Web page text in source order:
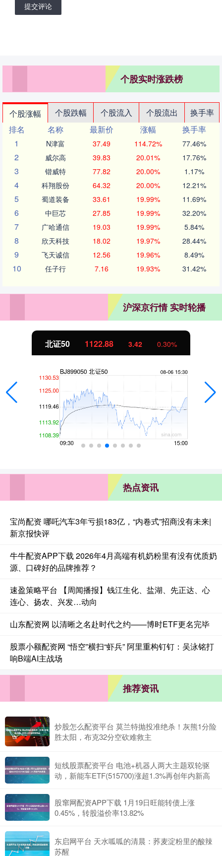
提交评论
个股实时涨跌榜
个股涨幅 个股跌幅 个股流入 个股流出
换手率
排名
名称 最新价 涨幅
换手率
1
N津富 37.49 114.72% 77.46%
2 威尔高 39.83 20.01% 17.76%
3 锴威特 77.82 20.00% 1.17%
4 科翔股份 64.32 20.00% 12.21%
5 蜀道装备 33.61 19.99% 11.69%
6 中巨芯 27.85 19.99% 32.20%
7 广哈通信 19.03 19.99% 5.84%
8 欣天科技 18.02 19.97% 28.44%
9 飞天诚信 12.56 19.96% 8.49%
10 任子行 7.16 19.93% 31.42%
沪深京行情 实时轮播
北证50 1122.88 3.42 0.30%
热点资讯
宝尚配资 哪吒汽车3年亏损183亿，“内卷式”招商没有未来|
新京报快评
牛牛配资APP下载 2026年4月高端有机奶粉里有没有优质奶
源、口碑好的品牌推荐？
速盈策略平台 【周闻播报】钱江生化、盐湖、先正达、心
连心、扬农、兴发…动向
山东配资网 以清晰之名赴时代之约——博时ETF更名完毕
股票小额配资网 “悟空”横扫“虾兵” 阿里重构钉钉：吴泳铭打
响B端AI主战场
推荐资讯
炒股怎么配资平台 莫兰特抛投准绝杀！灰熊1分险
胜太阳，布克32分空砍难救主
短线股票配资平台 电池+机器人两大主题双轮驱
动，新能车ETF(515700)涨超1.3%再创年内新高
股窜网配资APP下载 1月19日旺能转债上涨
0.45%，转股溢价率13.82%
东启网平台 天水呱呱的清晨：荞麦淀粉里的酸辣
苏醒